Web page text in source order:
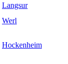
Langsur
Werl
Hockenheim